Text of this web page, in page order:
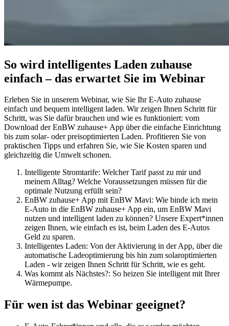
So wird intelligentes Laden zuhause
einfach – das erwartet Sie im Webinar
Erleben Sie in unserem Webinar, wie Sie Ihr E-Auto zuhause
einfach und bequem intelligent laden. Wir zeigen Ihnen Schritt für
Schritt, was Sie dafür brauchen und wie es funktioniert: vom
Download der EnBW zuhause+ App über die einfache Einrichtung
bis zum solar- oder preisoptimierten Laden. Profitieren Sie von
praktischen Tipps und erfahren Sie, wie Sie Kosten sparen und
gleichzeitig die Umwelt schonen.
Intelligente Stromtarife: Welcher Tarif passt zu mir und
meinem Alltag? Welche Voraussetzungen müssen für die
optimale Nutzung erfüllt sein?
EnBW zuhause+ App mit EnBW Mavi: Wie binde ich mein
E-Auto in die EnBW zuhause+ App ein, um EnBW Mavi
nutzen und intelligent laden zu können? Unsere Expert*innen
zeigen Ihnen, wie einfach es ist, beim Laden des E-Autos
Geld zu sparen.
Intelligentes Laden: Von der Aktivierung in der App, über die
automatische Ladeoptimierung bis hin zum solaroptimierten
Laden - wir zeigen Ihnen Schritt für Schritt, wie es geht.
Was kommt als Nächstes?: So heizen Sie intelligent mit Ihrer
Wärmepumpe.
Für wen ist das Webinar geeignet?